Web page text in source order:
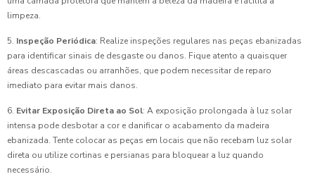
limpeza.
5. Inspeção Periódica: Realize inspeções regulares nas peças ebanizadas
para identificar sinais de desgaste ou danos. Fique atento a quaisquer
áreas descascadas ou arranhões, que podem necessitar de reparo
imediato para evitar mais danos.
6. Evitar Exposição Direta ao Sol: A exposição prolongada à luz solar
intensa pode desbotar a cor e danificar o acabamento da madeira
ebanizada. Tente colocar as peças em locais que não recebam luz solar
direta ou utilize cortinas e persianas para bloquear a luz quando
necessário.